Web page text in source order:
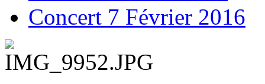
Concert 7 Février 2016